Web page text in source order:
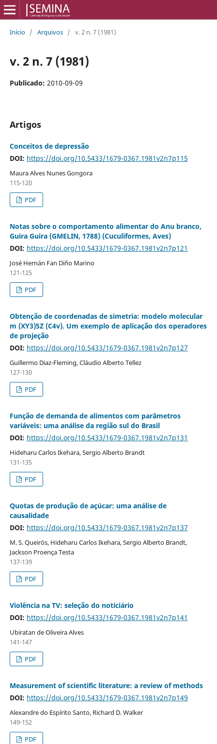
Início / Arquivos / v. 2 n. 7 (1981)
v. 2 n. 7 (1981)
Publicado: 2010-09-09
Artigos
Conceitos de depressão
DOI: https://doi.org/10.5433/1679-0367.1981v2n7p115
Maura Alves Nunes Gongora
115-120
PDF
Notas sobre o comportamento alimentar do Anu branco,
Guira Guira (GMELIN, 1788) (Cuculiformes, Aves)
DOI: https://doi.org/10.5433/1679-0367.1981v2n7p121
José Hernán Fan Diño Marino
121-125
PDF
Obtenção de coordenadas de simetria: modelo molecular
m (XY3)5Z (C4v). Um exemplo de aplicação dos operadores
de projeção
DOI: https://doi.org/10.5433/1679-0367.1981v2n7p127
Guillermo Diaz-Fleming, Cláudio Alberto Tellez
127-130
PDF
Função de demanda de alimentos com parâmetros
variáveis: uma análise da região sul do Brasil
DOI: https://doi.org/10.5433/1679-0367.1981v2n7p131
Hideharu Carlos Ikehara, Sergio Alberto Brandt
131-135
PDF
Quotas de produção de açúcar: uma análise de
causalidade
DOI: https://doi.org/10.5433/1679-0367.1981v2n7p137
M. S. Queirós, Hideharu Carlos Ikehara, Sergio Alberto Brandt,
Jackson Proença Testa
137-139
PDF
Violência na TV: seleção do noticiário
DOI: https://doi.org/10.5433/1679-0367.1981v2n7p141
Ubiratan de Oliveira Alves
141-147
PDF
Measurement of scientific literature: a review of methods
DOI: https://doi.org/10.5433/1679-0367.1981v2n7p149
Alexandre do Espírito Santo, Richard D. Walker
149-152
PDF